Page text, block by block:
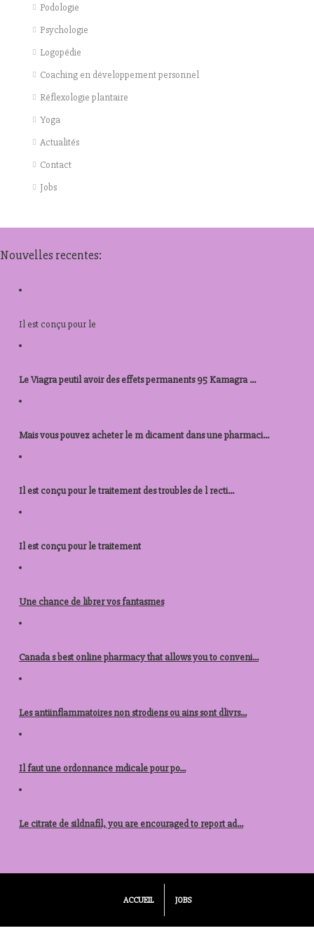
Podologie
Psychologie
Logopédie
Coaching en développement personnel
Réflexologie plantaire
Yoga
Actualités
Contact
Jobs
Nouvelles recentes:
Il est conçu pour le
Le Viagra peutil avoir des effets permanents 95 Kamagra ...
Mais vous pouvez acheter le m dicament dans une pharmaci...
Il est conçu pour le traitement des troubles de l recti...
Il est conçu pour letraitement
Une chance de librer vos fantasmes
Canada s best online pharmacy that allows you to conveni...
Les antiinflammatoires non strodiens ou ains sont dlivrs...
Il faut une ordonnance mdicale pour po...
Le citrate de sildnafil, you are encouraged to report ad...
ACCUEIL JOBS